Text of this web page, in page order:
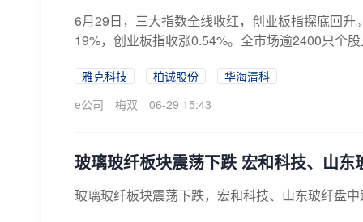
6月29日，三大指数全线收红，创业板指探底回
19%，创业板指收涨0.54%。全市场逾2400只个
雅克科技 柏诚股份
华海清科
e公司
梅双 06-29 15:43
玻璃玻纤板块震荡下跌 宏和科技、山东
玻璃玻纤板块震荡下跌，宏和科技、山东玻纤盘